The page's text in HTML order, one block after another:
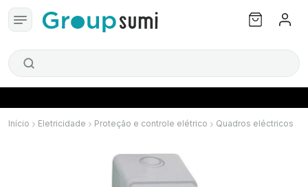
Início Eletricidade Proteção e controle elétrico Quadros eléctricos